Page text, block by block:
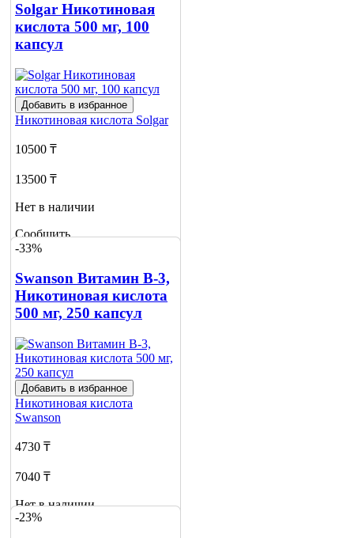
Сообщить
о наличии
Solgar Никотиновая
кислота 500 мг, 100
капсул
Добавить в избранное
Никотиновая кислота Solgar
10500 ₸
13500 ₸
Нет в наличии
Сообщить
о наличии
-33%
Swanson Витамин В-3,
Никотиновая кислота
500 мг, 250 капсул
Добавить в избранное
Никотиновая кислота
Swanson
4730 ₸
7040 ₸
Нет в наличии
-23%